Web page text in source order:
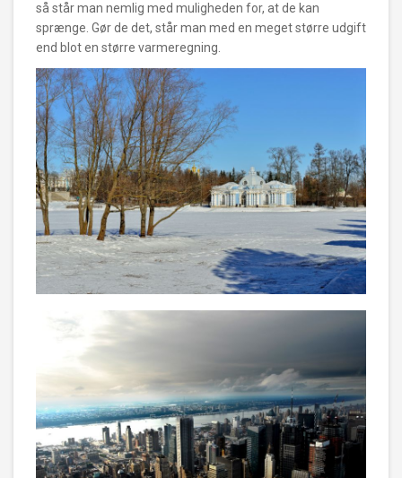
så står man nemlig med muligheden for, at de kan
sprænge. Gør de det, står man med en meget større udgift
end blot en større varmeregning.